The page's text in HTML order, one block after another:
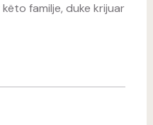
familje, duke krijuar